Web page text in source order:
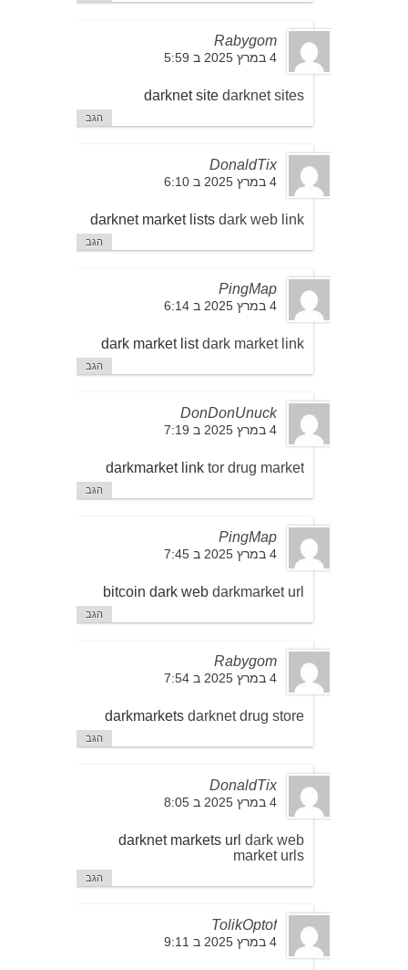
Rabygom
4 במרץ 2025 ב 5:59
darknet site darknet sites
הגב
DonaldTix
4 במרץ 2025 ב 6:10
darknet market lists dark web link
הגב
PingMap
4 במרץ 2025 ב 6:14
dark market listdark market link
הגב
DonDonUnuck
4 במרץ 2025 ב 7:19
darkmarket link tor drug market
הגב
PingMap
4 במרץ 2025 ב 7:45
bitcoin dark web darkmarket url
הגב
Rabygom
4 במרץ 2025 ב 7:54
darkmarkets darknet drug store
הגב
DonaldTix
4 במרץ 2025 ב 8:05
darknet markets url dark web
market urls
הגב
TolikOptof
4 במרץ 2025 ב 9:11